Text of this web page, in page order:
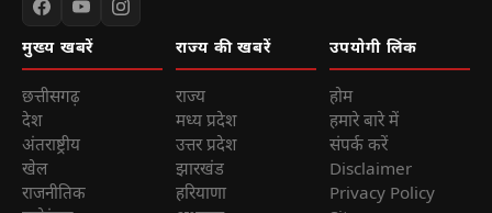
मुख्य खबरें
छत्तीसगढ़
देश
अंतराष्ट्रीय
खेल
राजनीतिक
राज्य की खबरें
राज्य
मध्य प्रदेश
उत्तर प्रदेश
झारखंड
हरियाणा
उपयोगी लिंक
होम
हमारे बारे में
संपर्क करें
Disclaimer
Privacy Policy